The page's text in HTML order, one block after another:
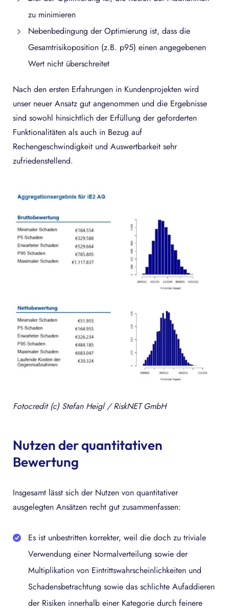
zu minimieren
Nebenbedingung der Optimierung ist, dass die
Gesamtrisikoposition (z.B. p95) einen angegebenen
Wert nicht überschreitet
Nach den ersten Erfahrungen in Kundenprojekten wird
unser neuer Ansatz gut angenommen und die Ergebnisse
sind sowohl hinsichtlich der Erfüllung der geforderten
Funktionalitäten als auch in Bezug auf
Rechengeschwindigkeit und Auswertbarkeit sehr
zufriedenstellend.
Fotocredit (c) Stefan Heigl / RiskNET GmbH
Nutzen der quantitativen
Bewertung
Insgesamt lässt sich der Nutzen von quantitativer
ausgelegten Ansätzen recht gut zusammenfassen:
Es ist unbestritten korrekter, weil die doch zu triviale
Verwendung einer Normalverteilung sowie der
Multiplikation von Eintrittswahrscheinlichkeiten und
Schadensbetrachtung sowie das schlichte Aufaddieren
der Risiken innerhalb einer Kategorie durch feinere